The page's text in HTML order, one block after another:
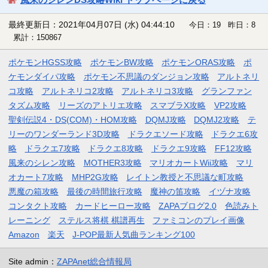
最終更新日：2021年04月07日 (水) 04:44:10
今日：19 昨日：8
累計：150867
ポケモンHGSS攻略 ポケモンBW攻略 ポケモンORAS攻略
ポ
ケモンダイパ攻略
ポケモン不思議のダンジョン攻略
アルトネリ
コ攻略
アルトネリコ2攻略 アルトネリコ3攻略
グランファン
タズム攻略
リーズのアトリエ攻略 スマブラX攻略
VP2攻略
聖剣伝説4・DS(COM)・HOM攻略
DQMJ攻略 DQMJ2攻略
テ
リーのワンダーランド3D攻略
ドラクエソード攻略
ドラクエ6攻
略
ドラクエ7攻略 ドラクエ8攻略 ドラクエ9攻略
FF12攻略
風来のシレン攻略
MOTHER3攻略 マリオカートWii攻略
マリ
オカート7攻略
MHP2G攻略
レイトン教授と不思議な町攻略
悪魔の箱攻略
最後の時間旅行攻略 魔神の笛攻略
イヅナ攻略
コンタクト攻略
カードヒーロー攻略 ZAPAブログ2.0
色読みト
レーニング
ステルス将棋 棋譜再生
ファミコンのプレイ画像
Amazon
楽天 J-POP最新人気曲ランキング100
Site admin： ZAPAnet総合情報局